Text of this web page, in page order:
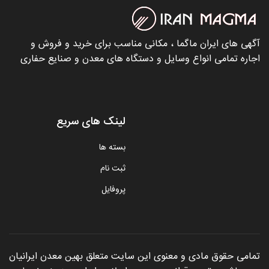
آگهی های ایران ماگما ، مکانی مناسب برای خرید و فروش و
اجاره تمامی انواع وسایل و دستگاه های معدن و صنایع حفاری
لینک های سریع
بسته ها
ثبت نام
پروفایل
تمامی حقوق مادی و معنوی این سایت متعلق بهین معدن ایرانیان